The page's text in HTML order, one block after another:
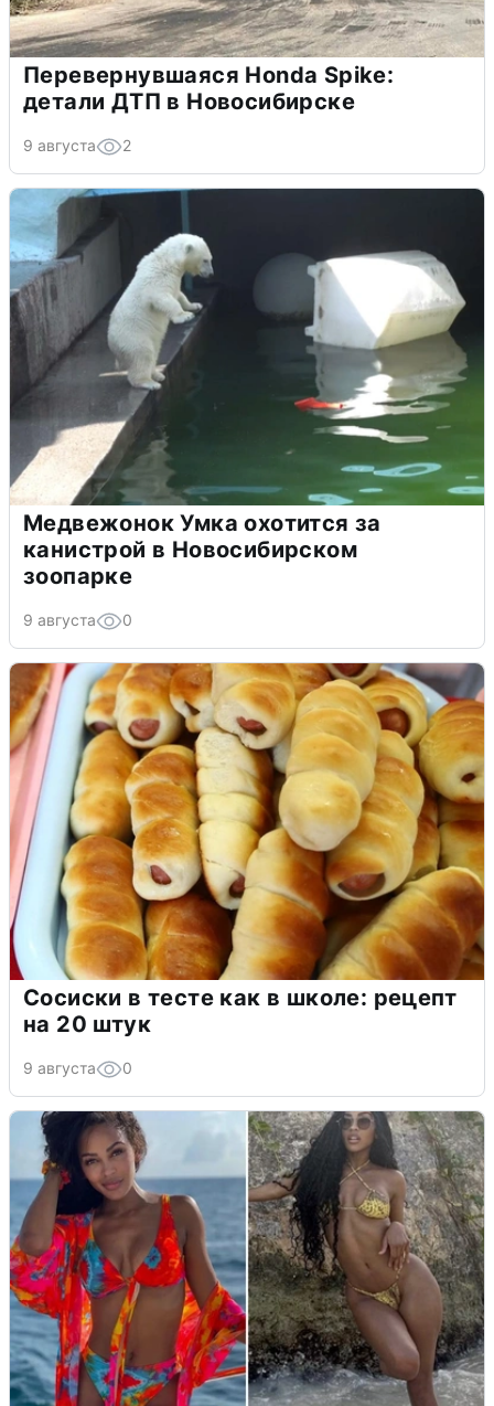
Перевернувшаяся Honda Spike:
детали ДТП в Новосибирске
9 августа 2
Медвежонок Умка охотится за
канистрой в Новосибирском
зоопарке
9 августа 0
Сосиски в тесте как в школе: рецепт
на 20 штук
9 августа 0